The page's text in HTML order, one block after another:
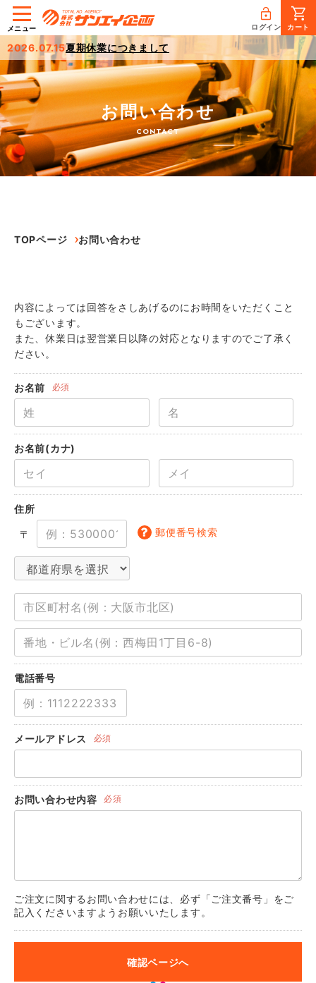
ログイン カート
メニュー
2026.07.15夏期休業につきまして
お問い合わせ
CONTACT
TOPページ お問い合わせ
内容によっては回答をさしあげるのにお時間をいただくこと
もございます。
また、休業日は翌営業日以降の対応となりますのでご了承く
ださい。
お名前 必須
お名前(カナ)
住所
〒 郵便番号検索
電話番号
メールアドレス 必須
お問い合わせ内容 必須
ご注文に関するお問い合わせには、必ず「ご注文番号」をご
記入くださいますようお願いいたします。
確認ページへ